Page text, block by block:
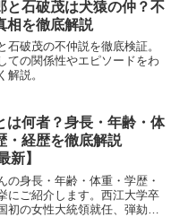
と石破茂は犬猿の仲？不
相を徹底解説
石破茂の不仲説を徹底検証。
ての関係性やエピソードをわ
解説。
は何者？身長・年齢・体
・経歴を徹底解説
新】
の身長・年齢・体重・学歴・
にご紹介します。西江大学卒
初の女性大統領就任、弾劾罷